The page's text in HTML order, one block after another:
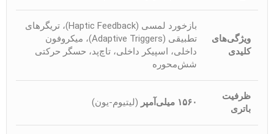
ویژگی‌های
کلیدی
بازخورد لمسی (Haptic Feedback)، تریگرهای
تطبیقی (Adaptive Triggers)، میکروفون
داخلی، اسپیکر داخلی، تاچ‌پد، حسگر حرکتی
شش‌محوره
ظرفیت
باتری
۱۵۶۰ میلی‌آمپر (لیتیوم-یون)